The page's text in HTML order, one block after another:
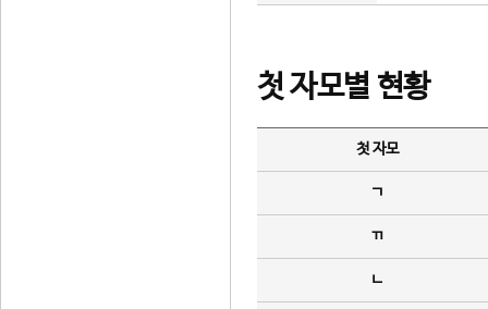
첫 자모별 현황
첫 자모
ㄱ
ㄲ
ㄴ